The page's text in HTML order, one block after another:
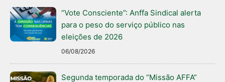
“Vote Consciente”: Anffa Sindical alerta
para o peso do serviço público nas
eleições de 2026
06/08/2026
Segunda temporada do “Missão AFFA”